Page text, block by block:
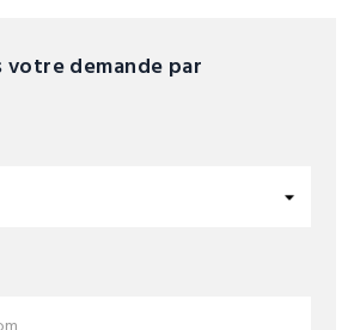
votre demande par